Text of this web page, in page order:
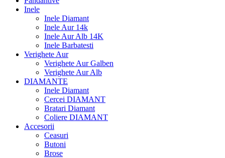
Inele
Inele Diamant
Inele Aur 14k
Inele Aur Alb 14K
Inele Barbatesti
Verighete Aur
Verighete Aur Galben
Verighete Aur Alb
DIAMANTE
Inele Diamant
Cercei DIAMANT
Bratari Diamant
Coliere DIAMANT
Accesorii
Ceasuri
Butoni
Brose